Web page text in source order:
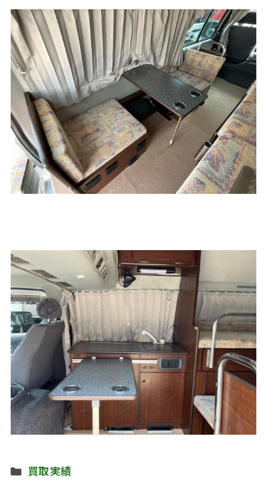
カ
買取実績